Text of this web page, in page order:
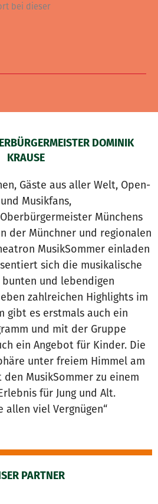
bei dieser
DOMINIK
KRAUSE
Gäste aus aller Welt, Open-
Musikfans,
Münchens
der Münchner und regionalen
MusikSommer einladen
sich die musikalische
und lebendigen
zahlreichen Highlights im
gibt es erstmals auch ein
und mit der Gruppe
ein Angebot für Kinder. Die
unter freiem Himmel am
MusikSommer zu einem
für Jung und Alt.
allen viel Vergnügen“
PARTNER